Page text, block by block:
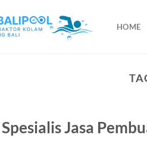
HOME
Spesialis Jasa